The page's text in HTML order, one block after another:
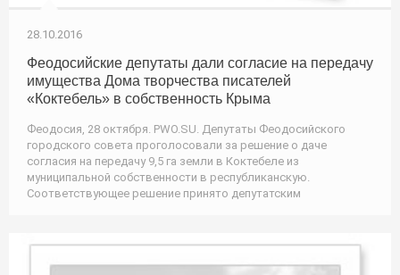
28.10.2016
Феодосийские депутаты дали согласие на передачу
имущества Дома творчества писателей
«Коктебель» в собственность Крыма
Феодосия, 28 октября. PWO.SU. Депутаты Феодосийского
городского совета проголосовали за решение о даче
согласия на передачу 9,5 га земли в Коктебеле из
муниципальной собственности в республиканскую.
Соответствующее решение принято депутатским